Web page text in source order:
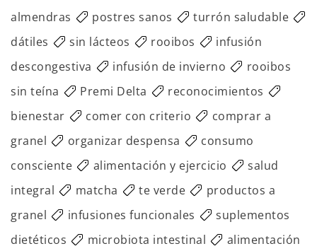
almendras
postres sanos
turrón saludable
dátiles
sin lácteos rooibos
infusión
descongestiva
infusión de invierno
rooibos
sin teína
Premi Delta
reconocimientos
bienestar
comer con criterio
comprar a
granel
organizar despensa
consumo
consciente
alimentación y ejercicio
salud
integral
matcha te verde
productos a
granel
infusiones funcionales
suplementos
dietéticos
microbiota intestinal
alimentación